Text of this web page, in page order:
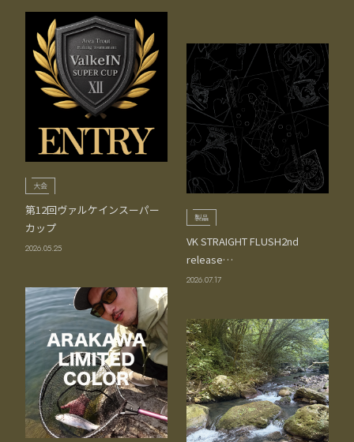
大会
第12回ヴァルケインスーパー
カップ
2026.05.25
製品
VK STRAIGHT FLUSH2nd
release…
2026.07.17